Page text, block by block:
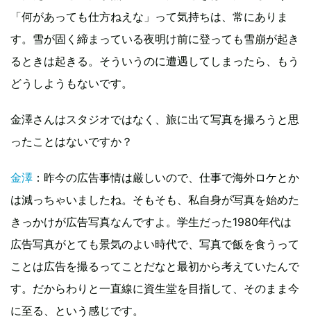
「何があっても仕方ねえな」って気持ちは、常にありま
す。雪が固く締まっている夜明け前に登っても雪崩が起き
るときは起きる。そういうのに遭遇してしまったら、もう
どうしようもないです。
金澤さんはスタジオではなく、旅に出て写真を撮ろうと思
ったことはないですか？
金澤 ：昨今の広告事情は厳しいので、仕事で海外ロケとか
は減っちゃいましたね。そもそも、私自身が写真を始めた
きっかけが広告写真なんですよ。学生だった1980年代は
広告写真がとても景気のよい時代で、写真で飯を食うって
ことは広告を撮るってことだなと最初から考えていたんで
す。だからわりと一直線に資生堂を目指して、そのまま今
に至る、という感じです。